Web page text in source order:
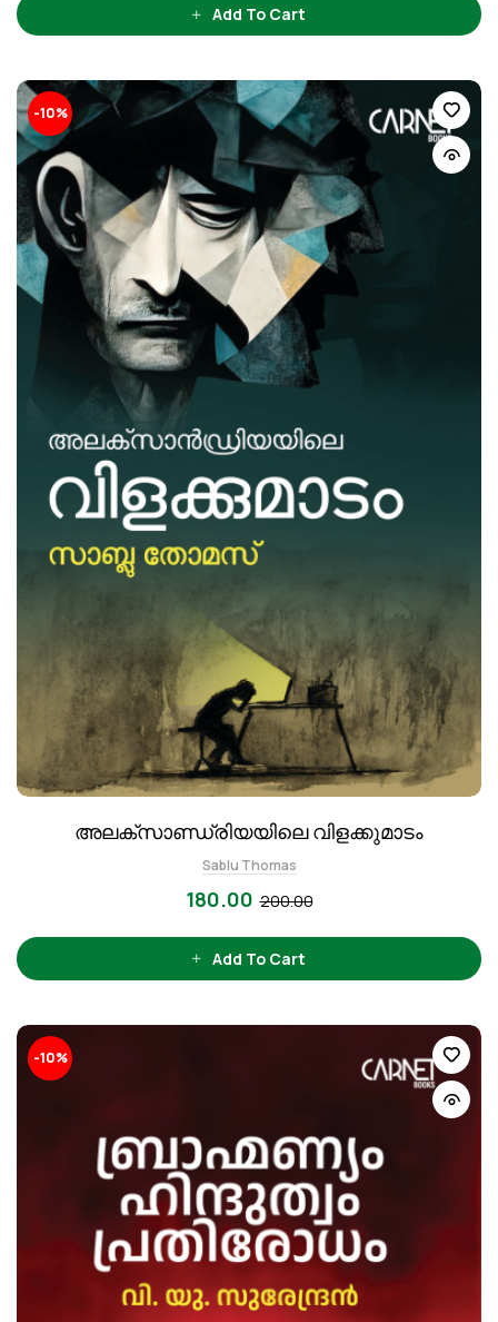
Add To Cart
-10%
അലക്സാണ്ഡ്രിയയിലെ വിളക്കുമാടം
Sablu Thomas
200.00
180.00
Add To Cart
-10%